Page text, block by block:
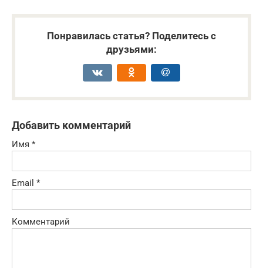
Понравилась статья? Поделитесь с
друзьями:
Добавить комментарий
Имя *
Email *
Комментарий